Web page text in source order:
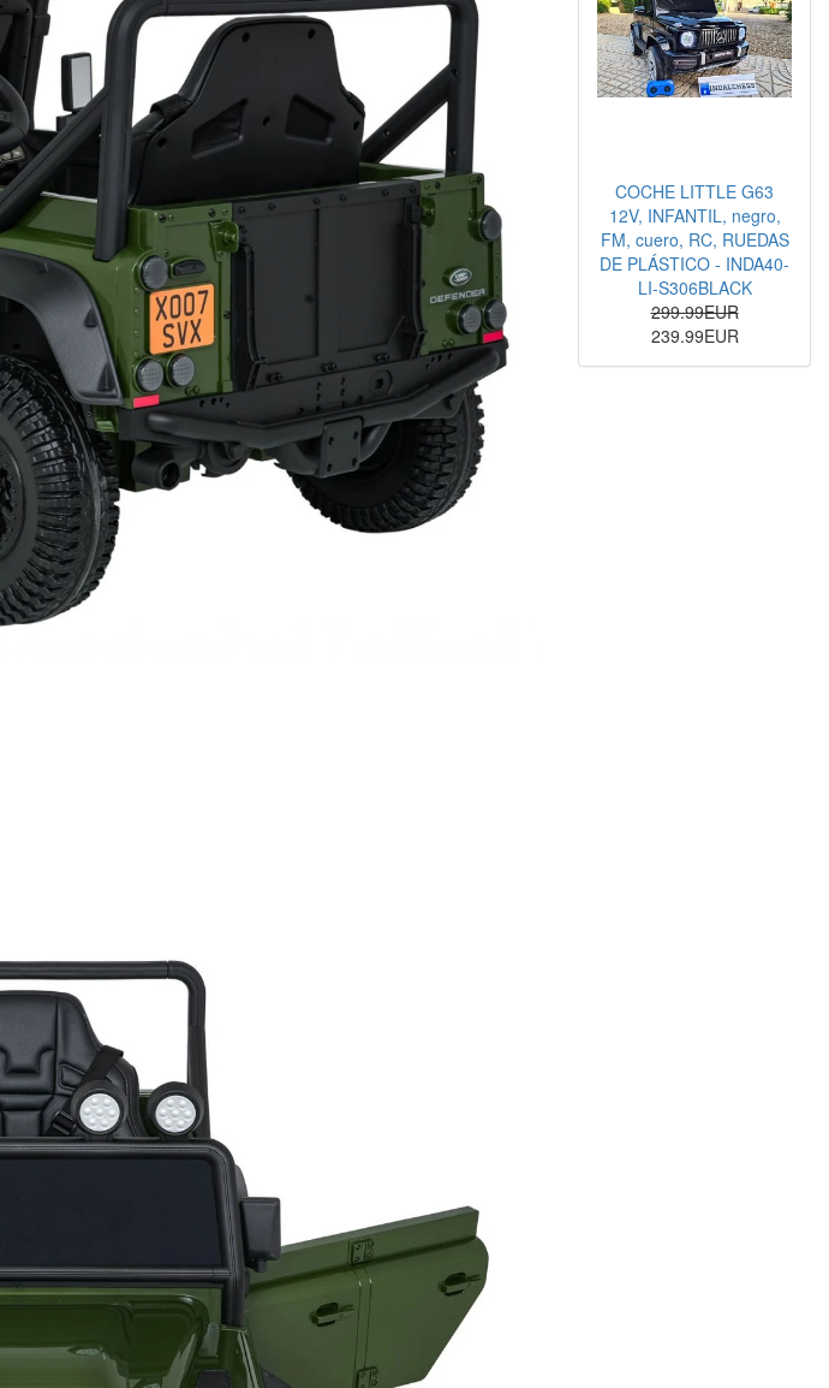
COCHE LITTLE G63
12V, INFANTIL, negro,
FM, cuero, RC, RUEDAS
DE PLÁSTICO - INDA40-
LI-S306BLACK
299.99EUR
239.99EUR